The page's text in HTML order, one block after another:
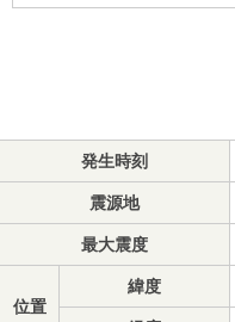
発生時刻
震源地
最大震度
位置
緯度